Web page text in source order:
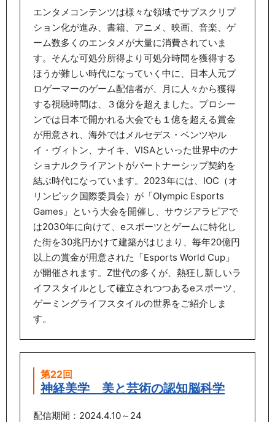
エンタメコンテンツは様々な領域でサブスクリプ
ション化が進み、書籍、アニメ、映画、音楽、ゲ
ーム数多くのエンタメが大量に消費されていま
す。そんな可処分所得より可処分時間を獲得する
ほうが難しい時代になっていく中に、日本人元プ
ロゲーマーのゲーム配信者が、月に人々から獲得
する視聴時間は、３億分を超えました。プロシー
ンでは日本で開かれる大会でも１億を超える賞金
が用意され、海外ではメルセデス・ベンツやル
イ・ヴィトン、ナイキ、VISAといった世界中のナ
ショナルクライアントがパートナーシップ契約を
結ぶ時代になっています。2023年には、IOC（オ
リンピック国際委員会）が「Olympic Esports
Games」という大会を開催し、サウジアラビアで
は2030年に向けて、eスポーツとゲームに特化し
た街を30兆円かけて建築がはじまり、毎年20億円
以上の賞金が用意された「Esports World Cup」
が開催されます。Z世代の多くが、熱狂し新しいラ
イフスタイルとして確立されつつあるeスポーツ、
ゲーミングライフスタイルの世界をご紹介しま
す。
第22回
神経美学 美と芸術の認知脳科学
配信期間：2024.4.10～24